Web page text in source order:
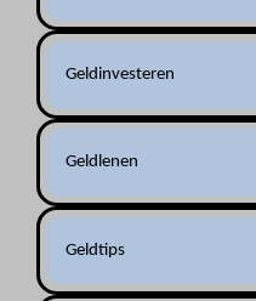
Geldinvesteren
Geldlenen
Geldtips